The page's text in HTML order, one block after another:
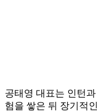
공태영 대표는 인턴
험을 쌓은 뒤 장기적